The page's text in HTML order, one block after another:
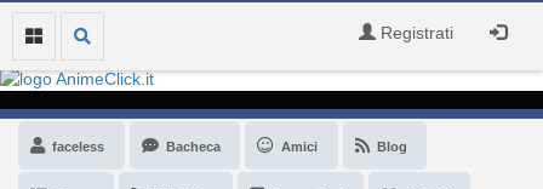
Registrati
faceless Bacheca Amici Blog